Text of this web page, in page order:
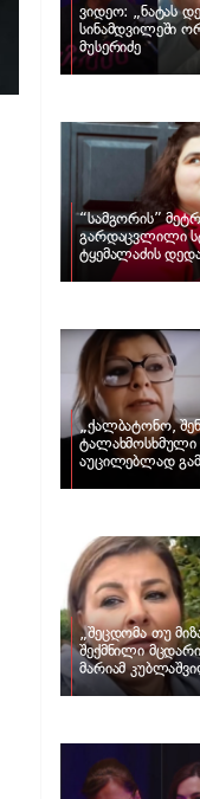
ვიდეო: „ნატას
სინამდვილეში
მუსერიძე
“სამგორის”
გარდაცვლილი
ტყემალაძის
პასუხს
„ქალბატონო,
ტალახმოსხმული
აუცილებლად
ინფორმაციაც
„შეცდომა თუ
შექმნილი
მარიამ
საქმეზე